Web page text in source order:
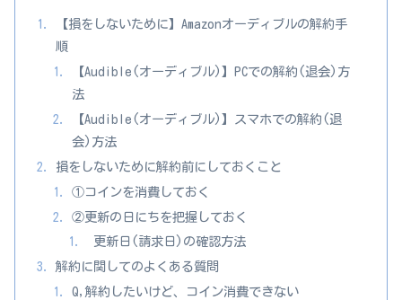
【損をしないために】Amazonオーディブルの解約手
順
【Audible(オーディブル)】PCでの解約(退会)方
法
【Audible(オーディブル)】スマホでの解約(退
会)方法
損をしないために解約前にしておくこと
①コインを消費しておく
②更新の日にちを把握しておく
更新日(請求日)の確認方法
解約に関してのよくある質問
Q,解約したいけど、コイン消費できない